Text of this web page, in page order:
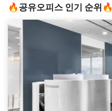
🔥공유오피스 인기 순위🔥